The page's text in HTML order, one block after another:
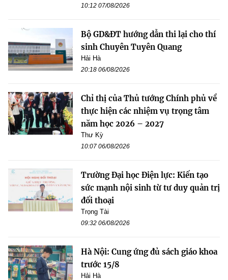
10:12 07/08/2026
Bộ GD&ĐT hướng dẫn thi lại cho thí
sinh Chuyên Tuyên Quang
Hải Hà
20:18 06/08/2026
Chỉ thị của Thủ tướng Chính phủ về
thực hiện các nhiệm vụ trọng tâm
năm học 2026 – 2027
Thư Kỳ
10:07 06/08/2026
Trường Đại học Điện lực: Kiến tạo
sức mạnh nội sinh từ tư duy quản trị
đối thoại
Trọng Tài
09:32 06/08/2026
Hà Nội: Cung ứng đủ sách giáo khoa
trước 15/8
Hải Hà